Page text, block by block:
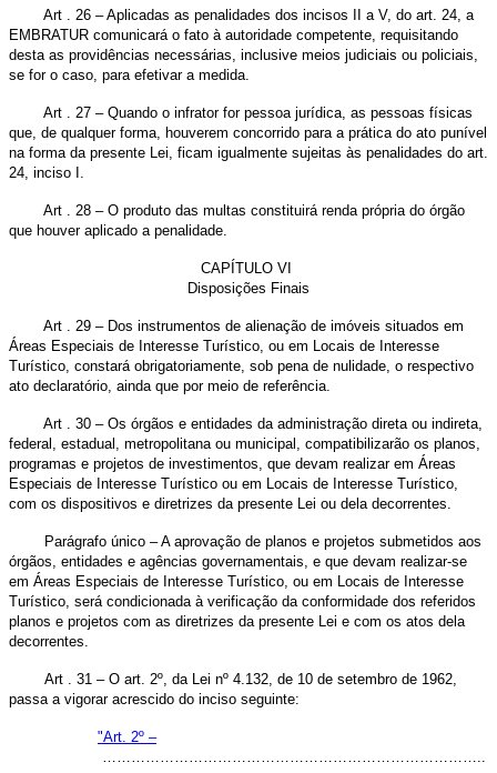
Art . 26 – Aplicadas as penalidades dos incisos II a V, do art. 24, a
EMBRATUR comunicará o fato à autoridade competente, requisitando
desta as providências necessárias, inclusive meios judiciais ou policiais,
se for o caso, para efetivar a medida.
Art . 27 – Quando o infrator for pessoa jurídica, as pessoas físicas
que, de qualquer forma, houverem concorrido para a prática do ato punível
na forma da presente Lei, ficam igualmente sujeitas às penalidades do art.
24, inciso I.
Art . 28 – O produto das multas constituirá renda própria do órgão
que houver aplicado a penalidade.
CAPÍTULO VI
Disposições Finais
Art . 29 – Dos instrumentos de alienação de imóveis situados em
Áreas Especiais de Interesse Turístico, ou em Locais de Interesse
Turístico, constará obrigatoriamente, sob pena de nulidade, o respectivo
ato declaratório, ainda que por meio de referência.
Art . 30 – Os órgãos e entidades da administração direta ou indireta,
federal, estadual, metropolitana ou municipal, compatibilizarão os planos,
programas e projetos de investimentos, que devam realizar em Áreas
Especiais de Interesse Turístico ou em Locais de Interesse Turístico,
com os dispositivos e diretrizes da presente Lei ou dela decorrentes.
Parágrafo único – A aprovação de planos e projetos submetidos aos
órgãos, entidades e agências governamentais, e que devam realizar-se
em Áreas Especiais de Interesse Turístico, ou em Locais de Interesse
Turístico, será condicionada à verificação da conformidade dos referidos
planos e projetos com as diretrizes da presente Lei e com os atos dela
decorrentes.
Art . 31 – O art. 2º, da Lei nº 4.132, de 10 de setembro de 1962,
passa a vigorar acrescido do inciso seguinte:
"Art. 2º –